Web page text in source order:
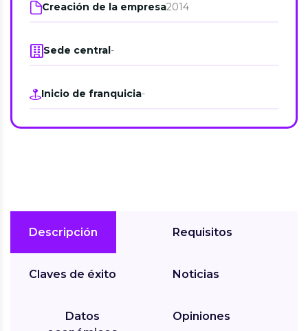
Creación de la empresa2014
Sede central-
Inicio de franquicia-
Descripción
Claves de éxito
Datos
Requisitos
Noticias
Opiniones